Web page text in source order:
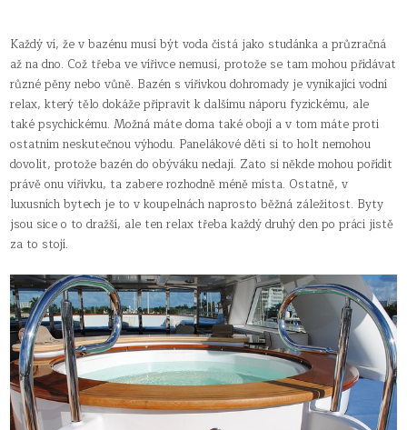
Každý ví, že v bazénu musí být voda čistá jako studánka a průzračná
až na dno. Což třeba ve vířivce nemusí, protože se tam mohou přidávat
různé pěny nebo vůně. Bazén s vířivkou dohromady je vynikající vodní
relax, který tělo dokáže připravit k dalšímu náporu fyzickému, ale
také psychickému. Možná máte doma také obojí a v tom máte proti
ostatním neskutečnou výhodu. Panelákové děti si to holt nemohou
dovolit, protože bazén do obýváku nedají. Zato si někde mohou pořídit
právě onu vířivku, ta zabere rozhodně méně místa. Ostatně, v
luxusních bytech je to v koupelnách naprosto běžná záležitost. Byty
jsou sice o to dražší, ale ten relax třeba každý druhý den po práci jistě
za to stojí.